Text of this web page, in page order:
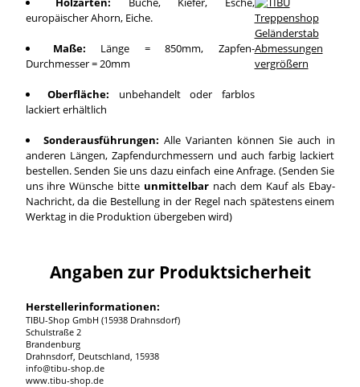
europäischer Ahorn, Eiche.
Maße: Länge = 850mm, Zapfen-
Durchmesser = 20mm
Oberfläche: unbehandelt oder farblos
lackiert erhältlich
vergrößern
Sonderausführungen: Alle Varianten können Sie auch in
anderen Längen, Zapfendurchmessern und auch farbig lackiert
bestellen. Senden Sie uns dazu einfach eine Anfrage. (Senden Sie
uns ihre Wünsche bitte unmittelbar nach dem Kauf als Ebay-
Nachricht, da die Bestellung in der Regel nach spätestens einem
Werktag in die Produktion übergeben wird)
Angaben zur Produktsicherheit
Herstellerinformationen:
TIBU-Shop GmbH (15938 Drahnsdorf)
Schulstraße 2
Brandenburg
Drahnsdorf, Deutschland, 15938
info@tibu-shop.de
www.tibu-shop.de